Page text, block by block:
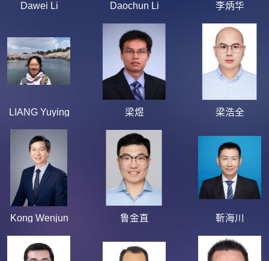
Dawei Li Daochun Li 李炳华
LIANG Yuying 梁煜 梁浩全
Kong Wenjun 鲁金直 靳海川